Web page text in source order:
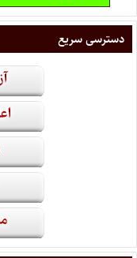
دسترسی سریع